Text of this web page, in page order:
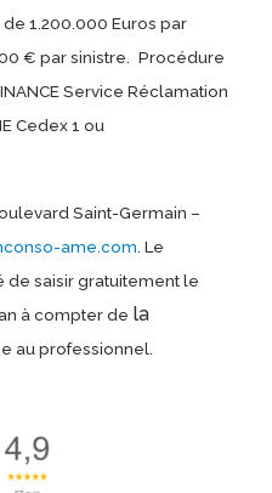
1.200.000 Euros par
€ par sinistre.
Procédure
Service Réclamation
Cedex 1 ou
Saint-Germain –
ame.com . Le
saisir gratuitement le
à compter de la
au professionnel.